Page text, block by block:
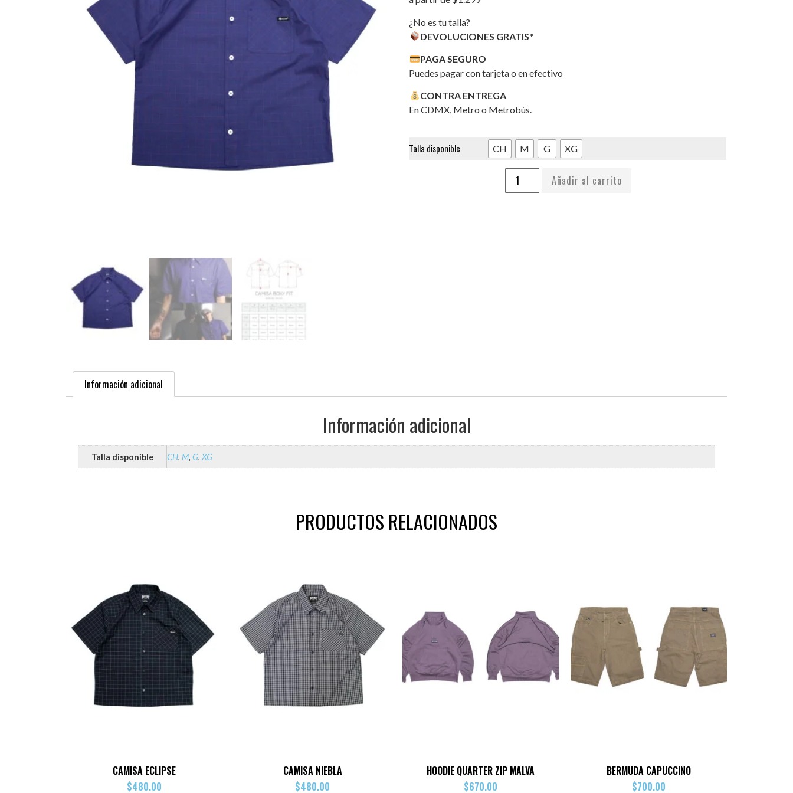
¿No es tu talla?
DEVOLUCIONES GRATIS*
PAGA SEGURO
Puedes pagar con tarjeta o en efectivo
CONTRA ENTREGA
En CDMX, Metro o Metrobús.
Talla disponible CH M G XG
Añadir al carrito
Información adicional
Información adicional
Talla disponible CH, M, G, XG
PRODUCTOS RELACIONADOS
CAMISA ECLIPSE
$480.00
CAMISA NIEBLA
$480.00
HOODIE QUARTER ZIP MALVA
$670.00
BERMUDA CAPUCCINO
$700.00